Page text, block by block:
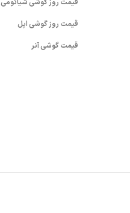
قیمت روز گوشی شیائومی
قیمت روز گوشی اپل
قیمت گوشی آنر